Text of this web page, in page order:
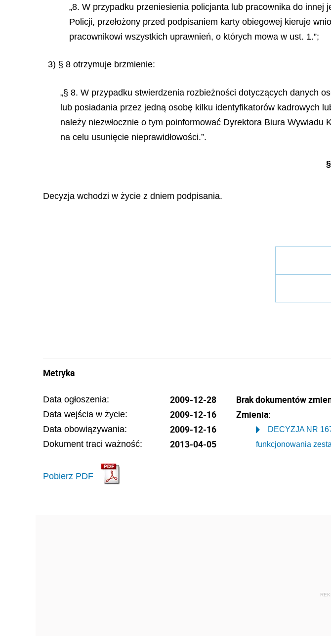
„8. W przypadku przeniesienia policjanta lub pracownika do
Policji, przełożony przed podpisaniem karty obiegowej kieruje
pracownikowi wszystkich uprawnień, o których mowa w ust. 1.”;
3) § 8 otrzymuje brzmienie:
„§ 8. W przypadku stwierdzenia rozbieżności dotyczących danych
lub posiadania przez jedną osobę kilku identyfikatorów kadrowych
należy niezwłocznie o tym poinformować Dyrektora Biura Wywiadu
na celu usunięcie nieprawidłowości.”.
Decyzja wchodzi w życie z dniem podpisania.
Metryka
Data ogłoszenia: 2009-12-28
Data wejścia w życie: 2009-12-16
Data obowiązywania: 2009-12-16
Dokument traci ważność: 2013-04-05
Pobierz PDF
Brak dokumentów
Zmienia:
DECYZJA NR
funkcjonowania